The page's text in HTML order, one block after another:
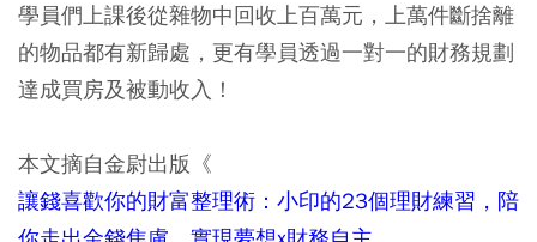
學員們上課後從雜物中回收上百萬元，上萬件斷捨離
的物品都有新歸處，更有學員透過一對一的財務規劃
達成買房及被動收入！
本文摘自金尉出版《
讓錢喜歡你的財富整理術：小印的23個理財練習，陪